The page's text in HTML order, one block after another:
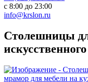
с 8:00 до 23:00
info@krslon.ru
Столешницы